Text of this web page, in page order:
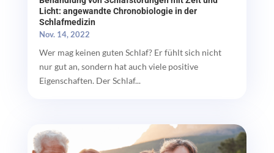
Licht: angewandte Chronobiologie in der
Schlafmedizin
Nov. 14, 2022
Wer mag keinen guten Schlaf? Er fühlt sich nicht
nur gut an, sondern hat auch viele positive
Eigenschaften. Der Schlaf...